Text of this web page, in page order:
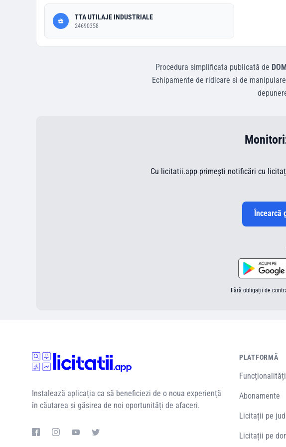
TTA UTILAJE INDUSTRIALE
24690358
Procedura simplificata publicată de
Echipamente de ridicare si de
Cu licitatii.app primești notificări cu
Încearcă
Fără obligații de
Instalează aplicația ca să beneficiezi de o noua experiență
în căutarea si găsirea de noi oportunități de afaceri.
PLATFORMĂ
Funcționalități
Abonamente
Licitații pe
Licitații pe